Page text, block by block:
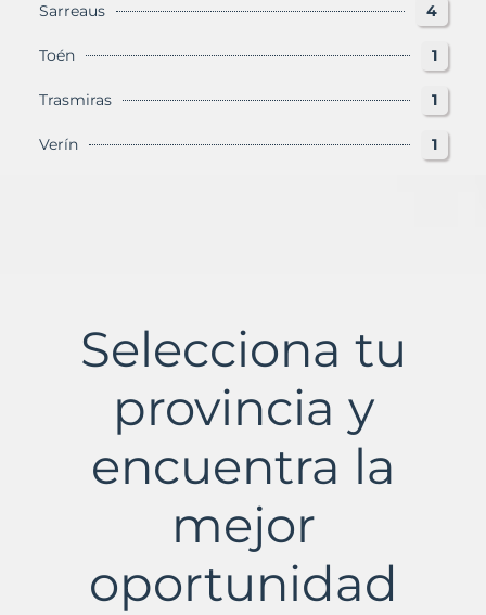
Sarreaus 4
Toén 1
Trasmiras 1
Verín 1
Selecciona tu
provincia y
encuentra la
mejor
oportunidad